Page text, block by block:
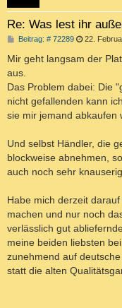
Re: Was lest ihr
Beitrag: # 72289B
i
a
g
22.
Mir geht langsam der
aus.
Das Problem dabei: Die
nicht gefallenden kann
sie mir jemand abkaufen
Und selbst Händler, die
blockweise abnehmen,
auch noch sehr
Habe mich derzeit
machen und nur noch
verlässlich gut
meine beiden liebsten
zunehmend auf
statt die alten